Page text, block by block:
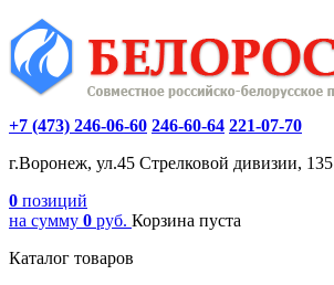
+7 (473) 246-06-60 246-60-64 221-07-70
г.Воронеж, ул.45 Стрелковой дивизии, 135
0 позиций
на сумму 0 руб. Корзина пуста
Каталог товаров